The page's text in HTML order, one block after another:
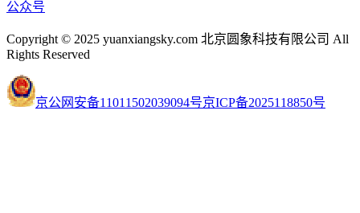
公众号
Copyright © 2025 yuanxiangsky.com 北京圆象科技有限公司 All
Rights Reserved
京公网安备11011502039094号京ICP备2025118850号